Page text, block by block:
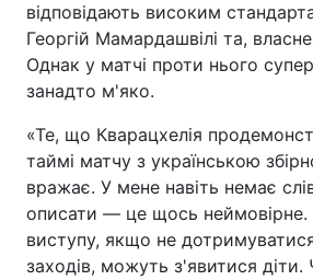
відповідають високим
Георгій Мамардашвілі та,
Однак у матчі проти нього
занадто м'яко.
«Те, що Кварацхелія
таймі матчу з українською
вражає. У мене навіть немає
описати — це щось неймовірне.
виступу, якщо не
заходів, можуть з'явитися